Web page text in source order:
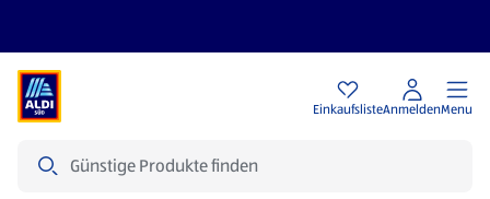
EinkaufslisteAnmeldenMenu